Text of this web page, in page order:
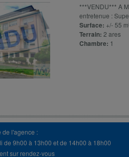
***VENDU*** A
entretenue :
Surface: +/- 55
Terrain: 2 ares
Chambre: 1
de l'agence :
de 9h00 à 13h00 et de 14h00 à 18h00
sur rendez-vous